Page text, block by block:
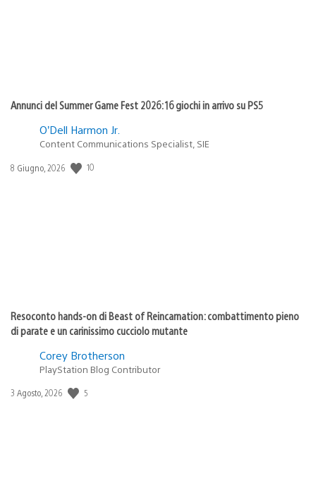
Annunci del Summer Game Fest 2026: 16 giochi in arrivo su PS5
O’Dell Harmon Jr.
Content Communications Specialist, SIE
Data
8 Giugno, 2026 10
Resoconto hands-on di Beast of Reincarnation: combattimento pieno
di parate e un carinissimo cucciolo mutante
Corey Brotherson
PlayStation Blog Contributor
Data
3 Agosto, 2026 5